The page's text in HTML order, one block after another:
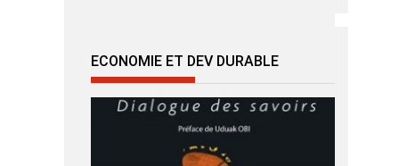
ECONOMIE ET DEV DURABLE